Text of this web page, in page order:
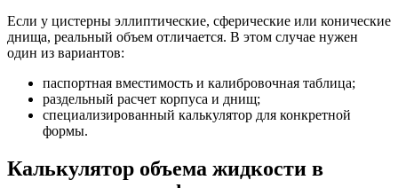
Если у цистерны эллиптические, сферические или конические
днища, реальный объем отличается. В этом случае нужен
один из вариантов:
паспортная вместимость и калибровочная таблица;
раздельный расчет корпуса и днищ;
специализированный калькулятор для конкретной
формы.
Калькулятор объема жидкости в